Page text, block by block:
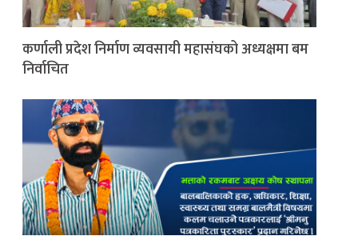
कर्णाली प्रदेश निर्माण व्यवसायी महासंघको अध्यक्षमा बम
निर्वाचित